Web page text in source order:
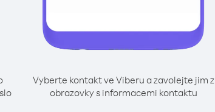
Vyberte kontakt ve Viberu a zavolejte jim z
obrazovky s informacemi kontaktu